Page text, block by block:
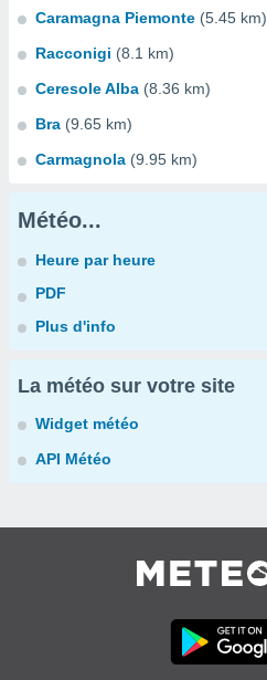
Caramagna Piemonte (5.45 km)
Racconigi (8.1 km)
Ceresole Alba (8.36 km)
Bra (9.65 km)
Carmagnola (9.95 km)
Météo...
Heure par heure
PDF
Plus d'info
La météo sur votre site
Widget météo
API Météo